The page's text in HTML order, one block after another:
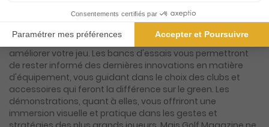
cœur de Golf Magazine, vous découvrirez des leçons
détaillées et des conseils avisés prodigués par des experts
reconnus, qui vous aideront à affiner votre technique et à
améliorer votre jeu. Les bancs d'essais vous permettront
de rester informé des dernières innovations en matière
d'équipement, vous guidant dans le choix des clubs et
accessoires qui feront la différence sur le green. Les
démonstrations, quant à elles, vous offriront une
immersion visuelle et pratique dans les gestes et